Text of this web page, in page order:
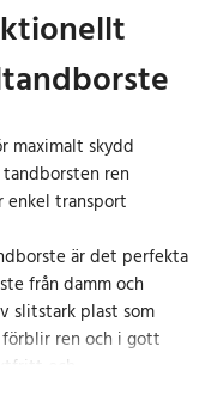
maximalt skydd
ren
enkel transport
är det perfekta
från damm och
slitstark plast som
ren och i gott
och
säkert och